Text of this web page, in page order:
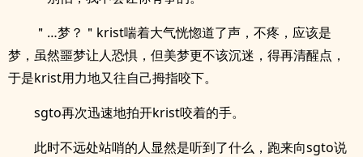
＂…梦？＂krist喘着大气恍惚道了声，不疼，应该是
梦，虽然噩梦让人恐惧，但美梦更不该沉迷，得再清醒点，
于是krist用力地又往自己拇指咬下。
sgto再次迅速地拍开krist咬着的手。
此时不远处站哨的人显然是听到了什么，跑来向sgto说